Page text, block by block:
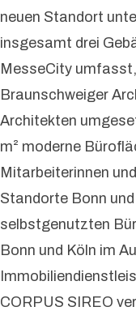
neuen Standort
insgesamt drei
MesseCity
Braunschweiger
Architekten
m² moderne
Mitarbeiterinnen
Standorte Bonn
selbstgenutzten
Bonn und Köln im
CORPUS SIREO